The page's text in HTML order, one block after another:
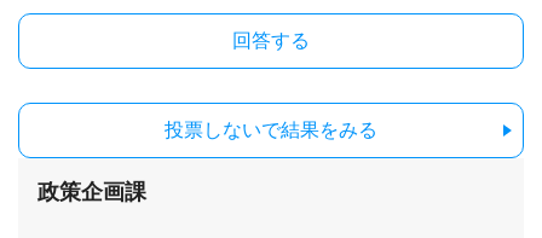
投票しないで結果をみる
政策企画課